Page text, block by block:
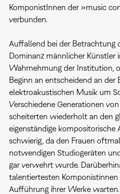
KomponistInnen der »music
verbunden.
Auffallend bei der Betrachtung
Dominanz männlicher Künstler
Wahrnehmung der Institution,
Beginn an entscheidend an der
elektroakustischen Musik um
Verschiedene Generationen
scheiterten wiederholt an den
eigenständige kompositorische
schwierig, da den Frauen
notwendigen Studiogeräten
gar verwehrt wurde.
talentiertesten
Aufführung ihrer Werke